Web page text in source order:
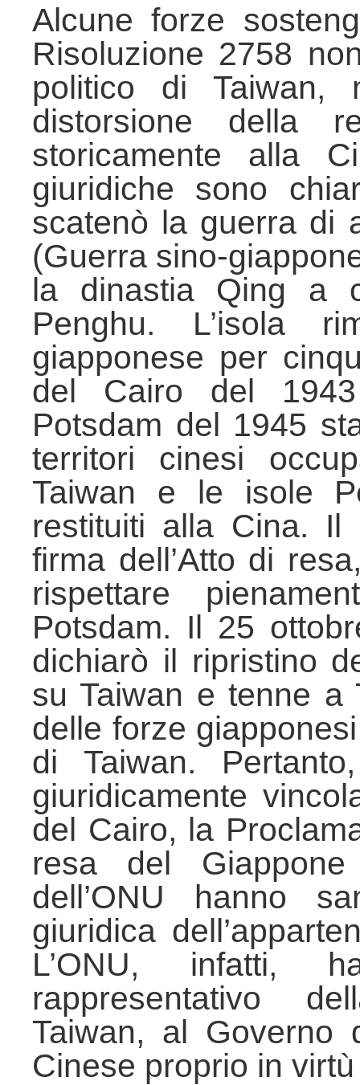
Alcune forze
Risoluzione 2758
politico di
distorsione della
storicamente alla
giuridiche sono
scatenò la guerra di
(Guerra sino-
la dinastia Qing a
Penghu. L’isola
giapponese per
del Cairo del
Potsdam del 1945
territori cinesi
Taiwan e le isole
restituiti alla Cina.
firma dell’Atto di
rispettare
Potsdam. Il 25
dichiarò il ripristino
su Taiwan e tenne a
delle forze
di Taiwan.
giuridicamente
del Cairo, la
resa del
dell’ONU hanno
giuridica
L’ONU, infatti,
rappresentativo
Taiwan, al Governo
Cinese proprio in